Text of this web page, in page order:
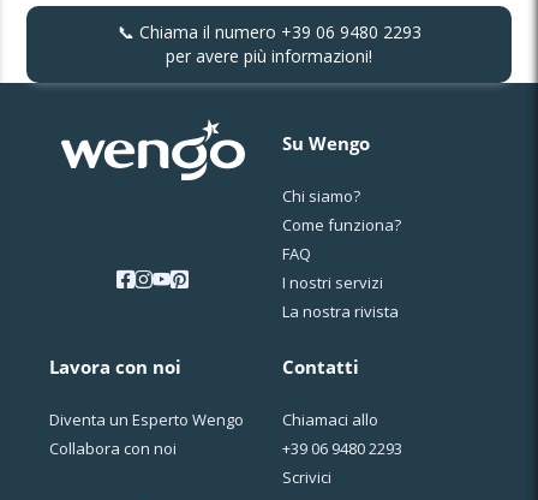
📞 Chiama il numero +39 06 9480 2293
per avere più informazioni!
Su Wengo
Chi siamo?
Come funziona?
FAQ
I nostri servizi
La nostra rivista
Lavora con noi
Diventa un Esperto Wengo
Collabora con noi
Contatti
Chiamaci allo
+39 06 9480 2293
Scrivici